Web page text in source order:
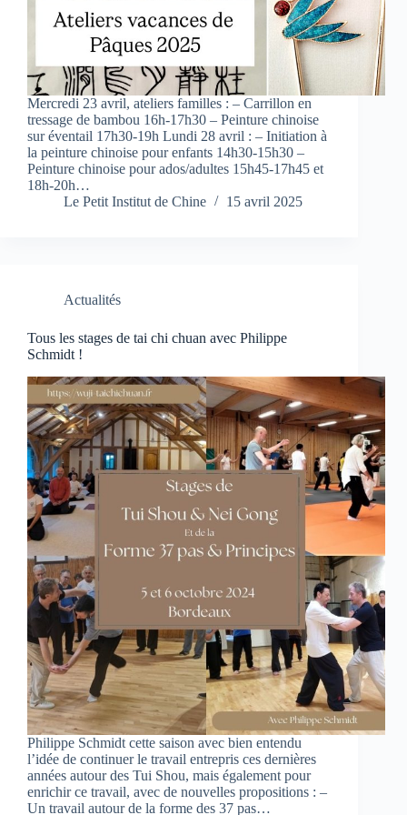
Mercredi 23 avril, ateliers familles : – Carrillon en
tressage de bambou 16h-17h30 – Peinture chinoise
sur éventail 17h30-19h Lundi 28 avril : – Initiation à
la peinture chinoise pour enfants 14h30-15h30 –
Peinture chinoise pour ados/adultes 15h45-17h45 et
18h-20h…
Le Petit Institut de Chine
15 avril 2025
Actualités
Tous les stages de tai chi chuan avec Philippe
Schmidt !
Philippe Schmidt cette saison avec bien entendu
l’idée de continuer le travail entrepris ces dernières
années autour des Tui Shou, mais également pour
enrichir ce travail, avec de nouvelles propositions : –
Un travail autour de la forme des 37 pas…